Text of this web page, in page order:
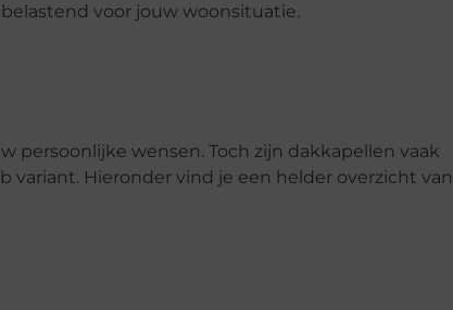
voor jouw woonsituatie.
persoonlijke wensen. Toch zijn dakkapellen vaak
variant. Hieronder vind je een helder overzicht van